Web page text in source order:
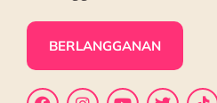
BERLANGGANAN